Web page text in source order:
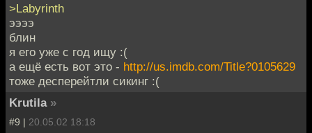
>Labyrinth
ээээ
блин
я его уже с год ищу :(
а ещё есть вот это - http://us.imdb.com/Title?0105629
тоже десперейтли сикинг :(
Krutila »
#9 | 20.05.02 18:18